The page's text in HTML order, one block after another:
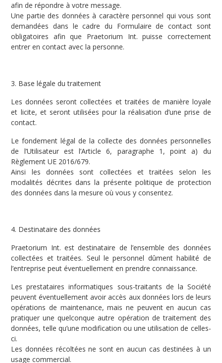
afin de répondre à votre message.
Une partie des données à caractère personnel qui vous sont
demandées dans le cadre du Formulaire de contact sont
obligatoires afin que Praetorium Int. puisse correctement
entrer en contact avec la personne.
3. Base légale du traitement
Les données seront collectées et traitées de manière loyale
et licite, et seront utilisées pour la réalisation d’une prise de
contact.
Le fondement légal de la collecte des données personnelles
de l’Utilisateur est l’Article 6, paragraphe 1, point a) du
Règlement UE 2016/679.
Ainsi les données sont collectées et traitées selon les
modalités décrites dans la présente politique de protection
des données dans la mesure où vous y consentez.
4. Destinataire des données
Praetorium Int. est destinataire de l’ensemble des données
collectées et traitées. Seul le personnel dûment habilité de
l’entreprise peut éventuellement en prendre connaissance.
Les prestataires informatiques sous-traitants de la Société
peuvent éventuellement avoir accès aux données lors de leurs
opérations de maintenance, mais ne peuvent en aucun cas
pratiquer une quelconque autre opération de traitement des
données, telle qu’une modification ou une utilisation de celles-
ci.
Les données récoltées ne sont en aucun cas destinées à un
usage commercial.